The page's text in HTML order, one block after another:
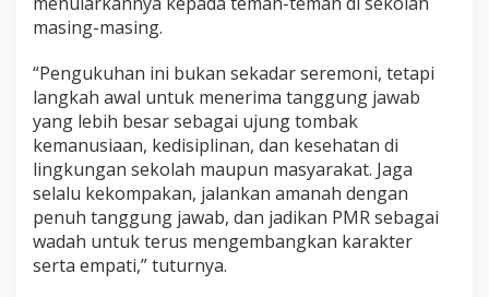
masing-masing.
“Pengukuhan ini bukan sekadar seremoni, tetapi
langkah awal untuk menerima tanggung jawab
yang lebih besar sebagai ujung tombak
kemanusiaan, kedisiplinan, dan kesehatan di
lingkungan sekolah maupun masyarakat. Jaga
selalu kekompakan, jalankan amanah dengan
penuh tanggung jawab, dan jadikan PMR sebagai
wadah untuk terus mengembangkan karakter
serta empati,” tuturnya.